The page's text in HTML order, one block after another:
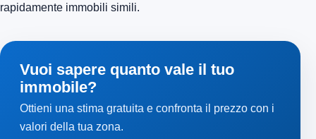
rapidamente immobili simili.
Vuoi sapere quanto vale il tuo
immobile?
Ottieni una stima gratuita e confronta il prezzo con i
valori della tua zona.